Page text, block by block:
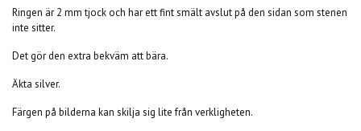
Ringen är 2 mm tjock och har ett fint smält avslut på den sidan som stenen
inte sitter.
Det gör den extra bekväm att bära.
Äkta silver.
Färgen på bilderna kan skilja sig lite från verkligheten.